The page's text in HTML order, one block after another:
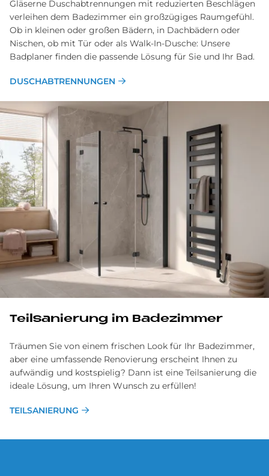
Gläserne Duschabtrennungen mit reduzierten Beschlägen
verleihen dem Badezimmer ein großzügiges Raumgefühl.
Ob in kleinen oder großen Bädern, in Dachbädern oder
Nischen, ob mit Tür oder als Walk-In-Dusche: Unsere
Badplaner finden die passende Lösung für Sie und Ihr Bad.
DUSCHABTRENNUNGEN
Teilsanierung im Badezimmer
Träumen Sie von einem frischen Look für Ihr Badezimmer,
aber eine umfassende Renovierung erscheint Ihnen zu
aufwändig und kostspielig? Dann ist eine Teilsanierung die
ideale Lösung, um Ihren Wunsch zu erfüllen!
TEILSANIERUNG